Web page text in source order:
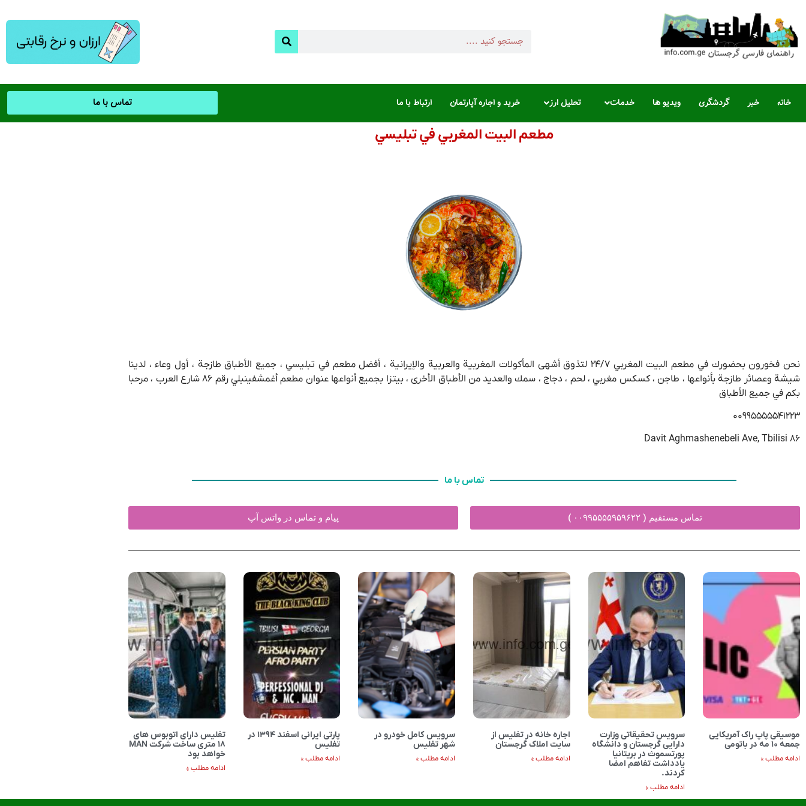
خانه خبر گردشگری ویدیو ها خدمات تحلیل ارز خرید و اجاره آپارتمان ارتباط با ما تماس با ما
مطعم البيت المغربي في تبليسي
نحن فخورون بحضورك في مطعم البيت المغربي ۲۴/۷ لتذوق أشهى المأكولات المغربية والعربية والإيرانية ، أفضل مطعم في تبليسي ، جميع الأطباق طازجة ، أول وعاء ، لدينا
شيشة وعصائر طازجة بأنواعها ، طاجن ، كسكس مغربي ، لحم ، دجاج ، سمك والعديد من الأطباق الأخرى ، بيتزا بجميع أنواعها عنوان مطعم أغمشفينبلي رقم ۸۶ شارع العرب ، مرحبا
بكم في جميع الأطباق
۰۰۹۹۵۵۵۵۵۴۱۲۲۳
۸۶ Davit Aghmashenebeli Ave, Tbilisi
تماس با ما
تماس مستقیم ( ۰۰۹۹۵۵۵۵۹۵۹۶۲۲ ) پیام و تماس در واتس آپ
موسیقی پاپ راک آمریکایی
جمعه ۱۰ مه در باتومی
ادامه مطلب »
سرویس تحقیقاتی وزارت
دارایی گرجستان و دانشگاه
پورتسموث در بریتانیا
یادداشت تفاهم امضا
کردند.
ادامه مطلب »
اجاره خانه در تفلیس از
سایت املاک گرجستان
ادامه مطلب »
سرویس کامل خودرو در
شهر تفلیس
ادامه مطلب »
پارتی ایرانی اسفند ۱۳۹۴ در
تفلیس
ادامه مطلب »
تفلیس دارای اتوبوس های
۱۸ متری ساخت شرکت MAN
خواهد بود
ادامه مطلب »